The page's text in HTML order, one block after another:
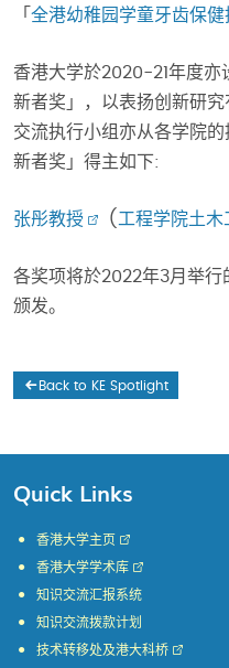
「 全港幼稚园学童牙齿保健
香港大学於2020-21年度亦
新者奖」，以表扬创新研
交流执行小组亦从各学院
新者奖」得主如下:
张彤教授 ( 工程学院土木
各奖项将於2022年3月举行
颁发。
Back to KE Spotlight
Quick Links
香港大学主页
香港大学学术库
知识交流汇报系统
知识交流拨款计划
技术转移处及港大科桥